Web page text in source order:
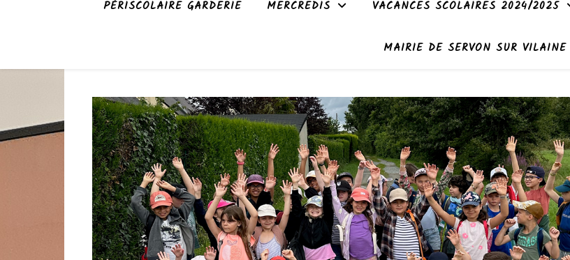
PÉRISCOLAIRE GARDERIE MERCREDIS VACANCES SCOLAIRES 2024/2025
MAIRIE DE SERVON SUR VILAINE